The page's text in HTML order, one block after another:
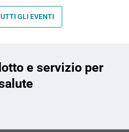
GLI EVENTI
e servizio per